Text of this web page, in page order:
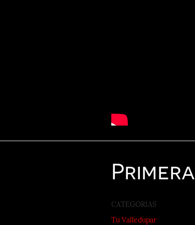
Primera
CATEGORIAS
Tu Valledupar